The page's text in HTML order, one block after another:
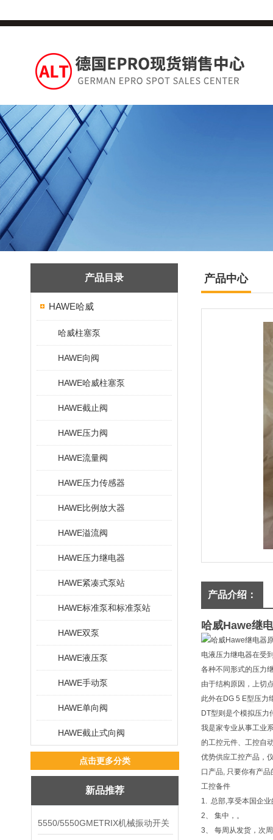
产品目录
HAWE哈威
哈威柱塞泵
HAWE向阀
HAWE哈威柱塞泵
HAWE截止阀
HAWE压力阀
HAWE流量阀
HAWE压力传感器
HAWE比例放大器
HAWE溢流阀
HAWE压力继电器
HAWE紧凑式泵站
HAWE标准泵和标准泵站
HAWE双泵
HAWE液压泵
HAWE手动泵
HAWE单向阀
HAWE截止式向阀
点击更多分类
新品推荐
5550/5550GMETRIX机械振动开关
产品中心
产品介绍：
哈威Hawe继
电液压力继电器在受
各种不同形式的压力
由于结构原因，上切
此外在DG 5 E型压力
DT型则是个模拟压
我是家专业从事工业
的工控元件、工控自
优势供应工控产品，
口产品, 只要你有产
工控备件
1. 总部,享受本国企
2、 集中，。
3、 每周从发货，次